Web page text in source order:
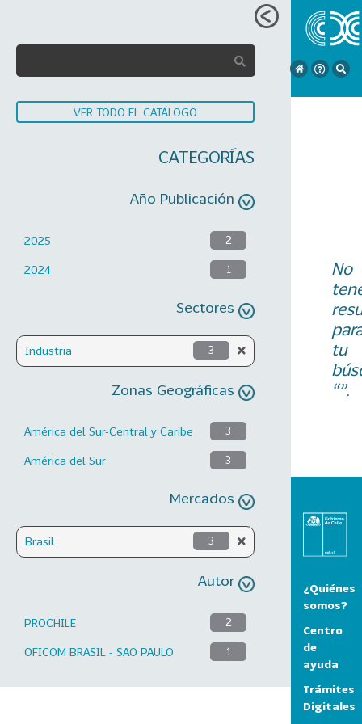
VER TODO EL CATÁLOGO
CATEGORÍAS
Año Publicación
2025 2
2024 1
Sectores
Industria 3
Zonas Geográficas
América del Sur-Central y Caribe 3
América del Sur 3
Mercados
Brasil 3
Autor
PROCHILE 2
OFICOM BRASIL - SAO PAULO 1
No
tu
“”.
¿Quiénes
somos?
Centro
de
ayuda
Trámites
Digitales